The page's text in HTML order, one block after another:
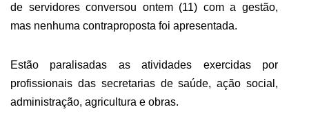
de servidores conversou ontem (11) com a gestão,
mas nenhuma contraproposta foi apresentada.
Estão paralisadas as atividades exercidas por
profissionais das secretarias de saúde, ação social,
administração, agricultura e obras.